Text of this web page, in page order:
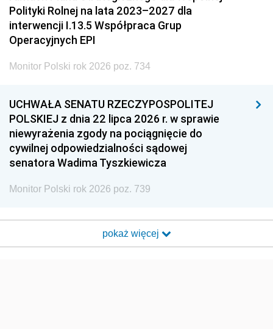
Polityki Rolnej na lata 2023–2027 dla
interwencji I.13.5 Współpraca Grup
Operacyjnych EPI
Monitor Polski rok 2026 poz. 734
UCHWAŁA SENATU RZECZYPOSPOLITEJ
POLSKIEJ z dnia 22 lipca 2026 r. w sprawie
niewyrażenia zgody na pociągnięcie do
cywilnej odpowiedzialności sądowej
senatora Wadima Tyszkiewicza
Monitor Polski rok 2026 poz. 739
pokaż więcej